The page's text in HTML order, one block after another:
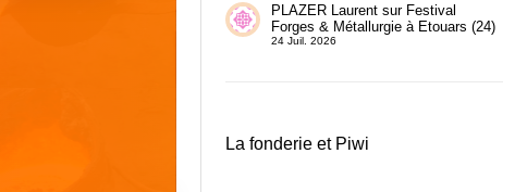
PLAZER Laurentsur Festival
Forges & Métallurgie à Etouars (24)
24 Juil. 2026
La fonderie et Piwi